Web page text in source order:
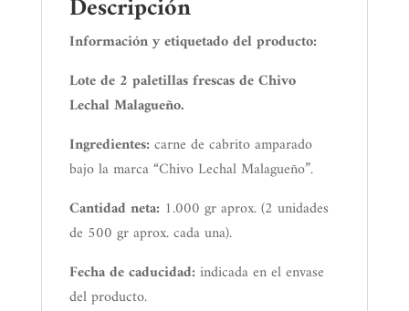
Descripción
Información y etiquetado del producto:
Lote de 2 paletillas frescas de Chivo
Lechal Malagueño.
Ingredientes:carne de cabrito amparado
bajo la marca “Chivo Lechal Malagueño”.
Cantidad neta:1.000 gr aprox. (2 unidades
de 500 gr aprox. cada una).
Fecha de caducidad:indicada en el envase
del producto.